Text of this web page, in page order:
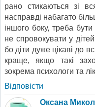
рано стикаються зі
насправді набагато
іншого боку, треба
не спровокувати у
бо діти дуже цікаві до
краще, якщо такі
зокрема психологи та
Відповіcти
Оксана